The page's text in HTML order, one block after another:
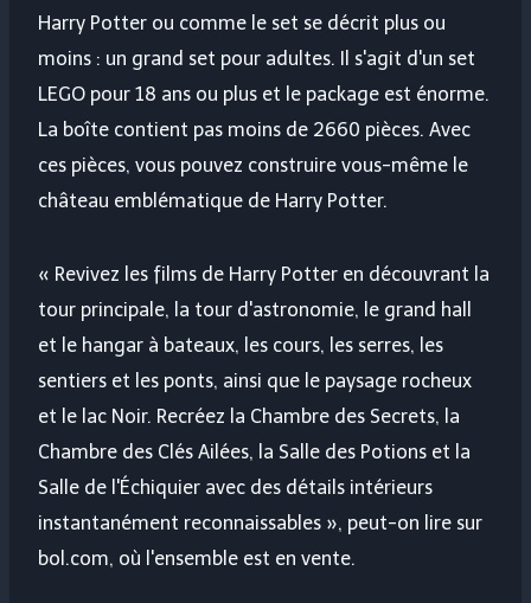
Harry Potter ou comme le set se décrit plus ou
moins : un grand set pour adultes. Il s'agit d'un set
LEGO pour 18 ans ou plus et le package est énorme.
La boîte contient pas moins de 2660 pièces. Avec
ces pièces, vous pouvez construire vous-même le
château emblématique de Harry Potter.
« Revivez les films de Harry Potter en découvrant la
tour principale, la tour d'astronomie, le grand hall
et le hangar à bateaux, les cours, les serres, les
sentiers et les ponts, ainsi que le paysage rocheux
et le lac Noir. Recréez la Chambre des Secrets, la
Chambre des Clés Ailées, la Salle des Potions et la
Salle de l'Échiquier avec des détails intérieurs
instantanément reconnaissables », peut-on lire sur
bol.com, où l'ensemble est en vente.